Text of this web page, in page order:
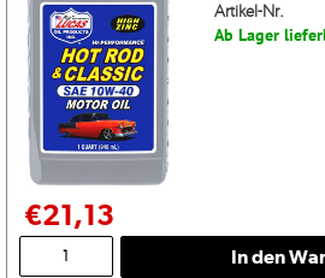
Artikel-Nr.
Ab Lager
€21,13